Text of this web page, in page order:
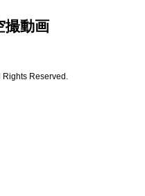
撮動画
Reserved.